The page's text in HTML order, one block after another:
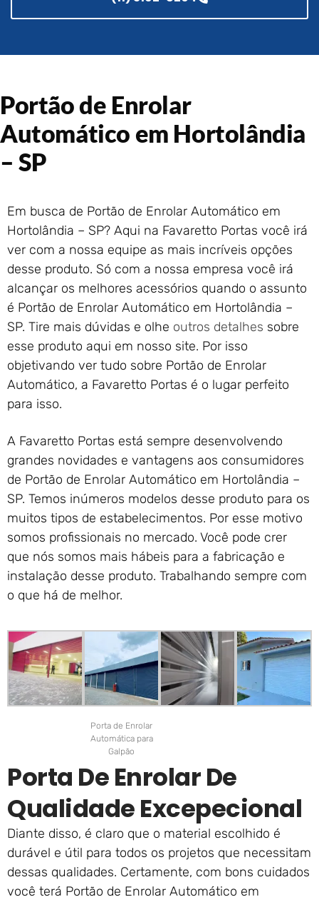
Portão de Garagem de
Enrolar em Petrópolis – RJ
Portão de Garagem de
Enrolar em Paraty – RJ
Enrolar em Nova Friburgo –
RJ
Portão de Enrolar
Automático em Hortolândia
– SP
Em busca de Portão de Enrolar Automático em
Hortolândia – SP? Aqui na Favaretto Portas você irá
ver com a nossa equipe as mais incríveis opções
desse produto. Só com a nossa empresa você irá
alcançar os melhores acessórios quando o assunto
é Portão de Enrolar Automático em Hortolândia –
SP. Tire mais dúvidas e olhe outros detalhes sobre
esse produto aqui em nosso site. Por isso
objetivando ver tudo sobre Portão de Enrolar
Automático, a Favaretto Portas é o lugar perfeito
para isso.
A Favaretto Portas está sempre desenvolvendo
grandes novidades e vantagens aos consumidores
de Portão de Enrolar Automático em Hortolândia –
SP. Temos inúmeros modelos desse produto para os
muitos tipos de estabelecimentos. Por esse motivo
somos profissionais no mercado. Você pode crer
que nós somos mais hábeis para a fabricação e
instalação desse produto. Trabalhando sempre com
o que há de melhor.
Porta de Enrolar
Automática para
Galpão
Porta De Enrolar De
Qualidade Excepecional
Diante disso, é claro que o material escolhido é
durável e útil para todos os projetos que necessitam
dessas qualidades. Certamente, com bons cuidados
você terá Portão de Enrolar Automático em